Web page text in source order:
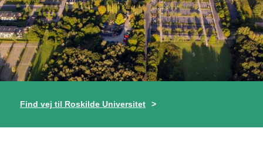
Find vej til Roskilde Universitet